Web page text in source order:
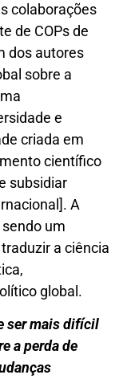
colaborações
de COPs de
dos autores
sobre a
e
criada em
científico
subsidiar
A
um
a ciência
global.
ser mais difícil
a perda de